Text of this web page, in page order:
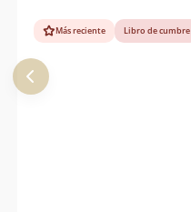
Más reciente Libro de cumbre